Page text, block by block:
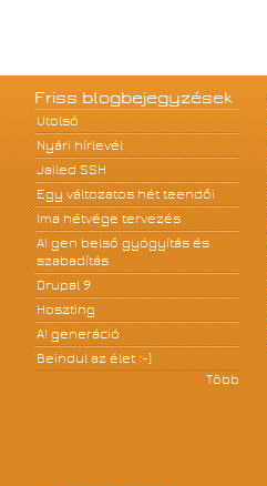
Friss blogbejegyzések
Utolsó
Nyári hírlevél
Jailed SSH
Egy változatos hét teendői
Ima hétvége tervezés
A! gen belső gyógyítás és
szabadítás
Drupal 9
Hoszting
A! generáció
Beindul az élet :-)
Több